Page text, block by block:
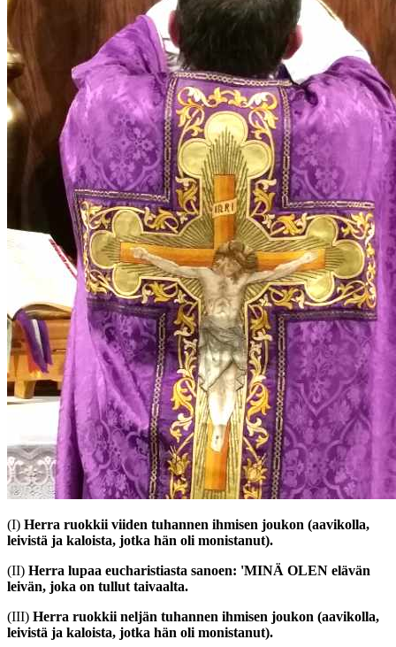
(I) Herra ruokkii viiden tuhannen ihmisen joukon (aavikolla,
leivistä ja kaloista, jotka hän oli monistanut).
(II) Herra lupaa eucharistiasta sanoen: 'MINÄ OLEN elävän
leivän, joka on tullut taivaalta.
(III) Herra ruokkii neljän tuhannen ihmisen joukon (aavikolla,
leivistä ja kaloista, jotka hän oli monistanut).